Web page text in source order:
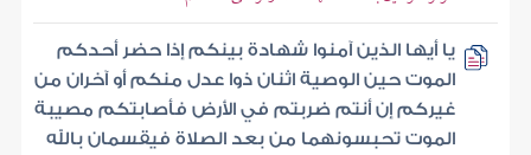
يا أيها الذين آمنوا شهادة بينكم إذا حضر أحدكم
الموت حين الوصية اثنان ذوا عدل منكم أو آخران من
غيركم إن أنتم ضربتم في الأرض فأصابتكم مصيبة
الموت تحبسونهما من بعد الصلاة فيقسمان بالله